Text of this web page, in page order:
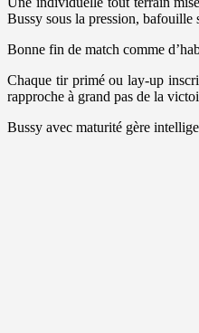
Bussy sous la pression, bafouille
Bonne fin de match comme
Chaque tir primé ou lay-up
rapproche à grand pas de la
Bussy avec maturité gère